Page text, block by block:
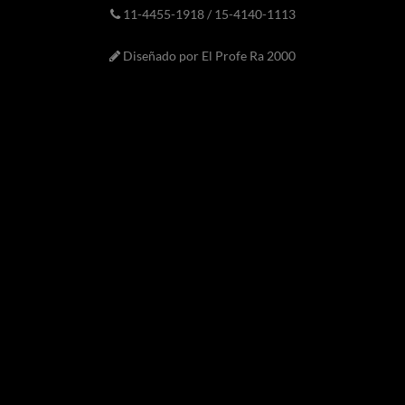
11-4455-1918 / 15-4140-1113
Diseñado por El Profe Ra 2000